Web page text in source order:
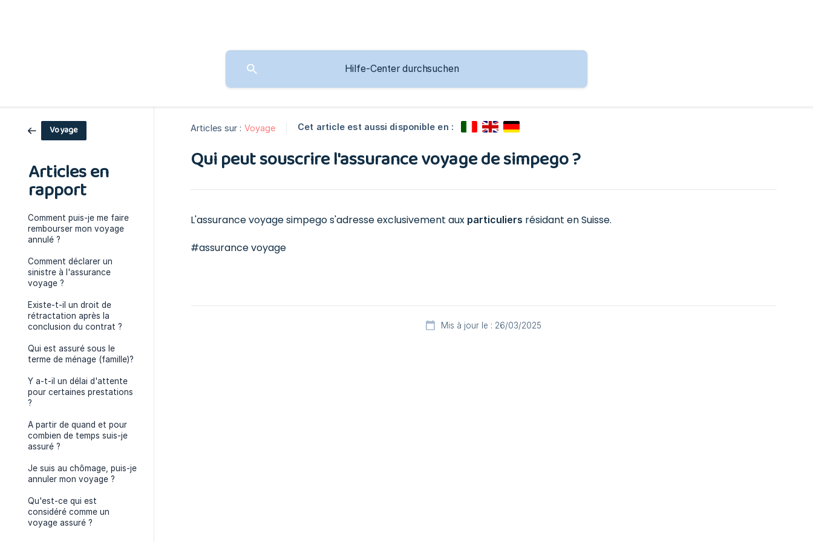
Voyage
Articles en
rapport
Comment puis-je me faire
rembourser mon voyage
annulé ?
Comment déclarer un
sinistre à l'assurance
voyage ?
Existe-t-il un droit de
rétractation après la
conclusion du contrat ?
Qui est assuré sous le
terme de ménage (famille)?
Y a-t-il un délai d'attente
pour certaines prestations
?
A partir de quand et pour
combien de temps suis-je
assuré ?
Je suis au chômage, puis-je
annuler mon voyage ?
Qu'est-ce qui est
considéré comme un
voyage assuré ?
Articles sur : Voyage Cet article est aussi disponible en :
Qui peut souscrire l'assurance voyage de simpego ?
L'assurance voyage simpego s'adresse exclusivement aux particuliers résidant en Suisse.
#assurance voyage
Mis à jour le : 26/03/2025